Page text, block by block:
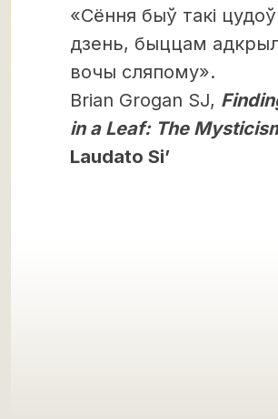
«Сёння быў такі
дзень, быццам
вочы сляпому».
Brian Grogan SJ,
in a Leaf: The
Laudato Si’